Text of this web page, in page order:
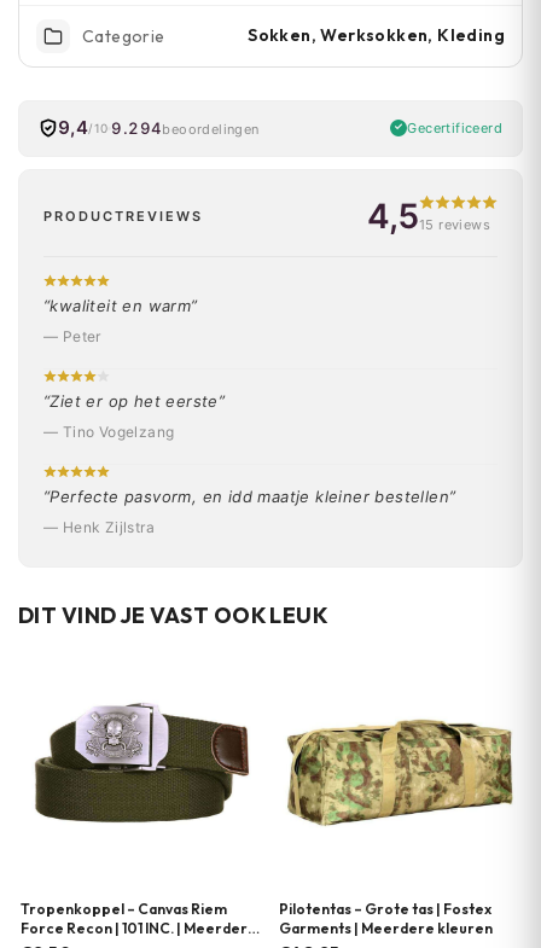
Categorie Sokken, Werksokken, Kleding
9,4/10 9.294beoordelingen Gecertificeerd
PRODUCTREVIEWS 4,515 reviews
“kwaliteit en warm”
— Peter
“Ziet er op het eerste”
— Tino Vogelzang
“Perfecte pasvorm, en idd maatje kleiner bestellen”
— Henk Zijlstra
DIT VIND JE VAST OOK LEUK
Tropenkoppel – Canvas Riem
Force Recon | 101 INC. | Meerdere
Pilotentas – Grote tas | Fostex
Garments | Meerdere kleuren